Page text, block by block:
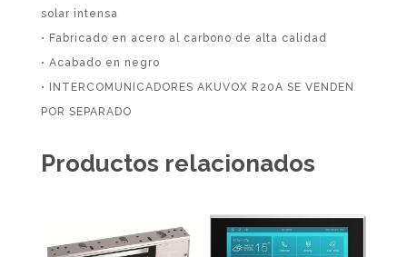
solar intensa
• Fabricado en acero al carbono de alta calidad
• Acabado en negro
• INTERCOMUNICADORES AKUVOX R20A SE VENDEN
POR SEPARADO
Productos relacionados